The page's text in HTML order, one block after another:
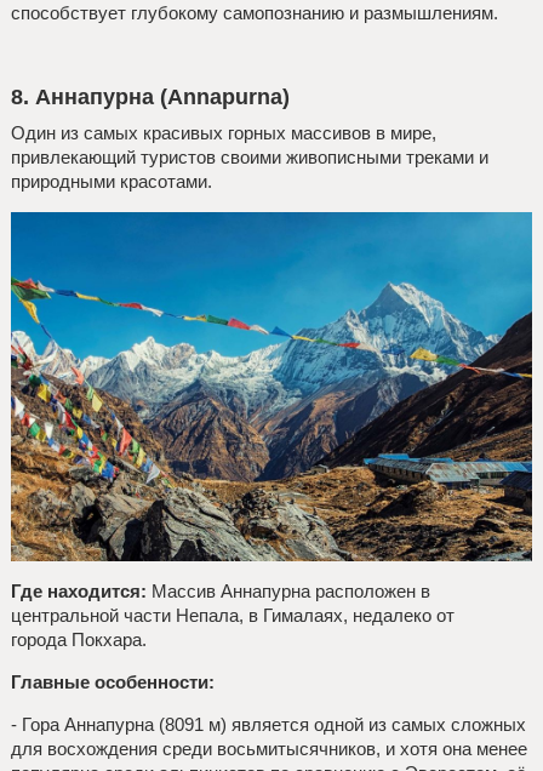
способствует глубокому самопознанию и размышлениям.
8. Аннапурна (Annapurna)
Один из самых красивых горных массивов в мире,
привлекающий туристов своими живописными треками и
природными красотами.
Где находится: Массив Аннапурна расположен в
центральной части Непала, в Гималаях, недалеко от
города Покхара.
Главные особенности:
- Гора Аннапурна (8091 м) является одной из самых сложных
для восхождения среди восьмитысячников, и хотя она менее